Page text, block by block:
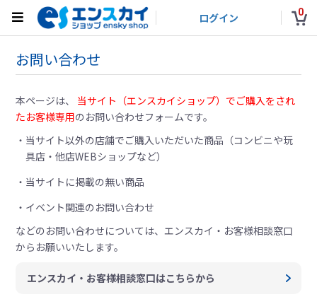
ログイン 0
お問い合わせ
本ページは、 当サイト（エンスカイショップ）でご購入をされ
たお客様専用のお問い合わせフォームです。
当サイト以外の店舗でご購入いただいた商品（コンビニや玩
具店・他店WEBショップなど）
当サイトに掲載の無い商品
イベント関連のお問い合わせ
などのお問い合わせについては、エンスカイ・お客様相談窓口
からお願いいたします。
エンスカイ・お客様相談窓口はこちらから